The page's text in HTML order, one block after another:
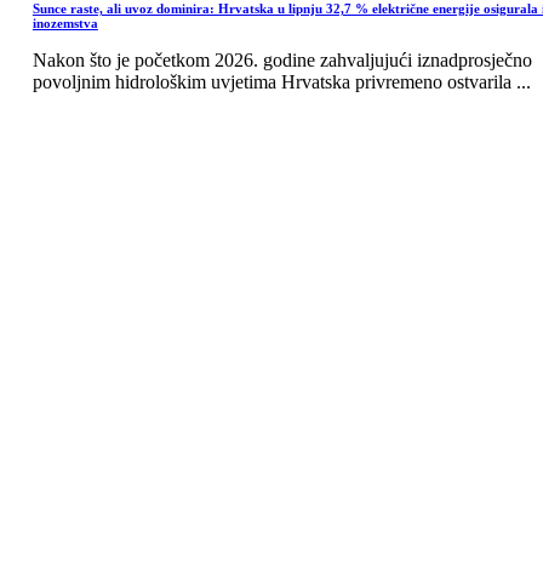
Sunce raste, ali uvoz dominira: Hrvatska u lipnju 32,7 % električne energije osigurala
inozemstva
Nakon što je početkom 2026. godine zahvaljujući iznadprosječno
povoljnim hidrološkim uvjetima Hrvatska privremeno ostvarila ...